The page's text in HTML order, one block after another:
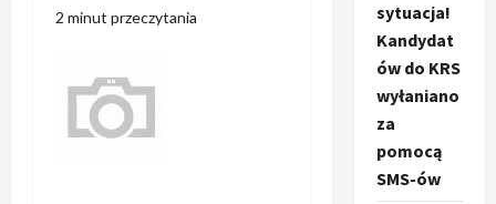
2 minut przeczytania
sytuacja!
Kandydat
ów do KRS
wyłaniano
za
pomocą
SMS-ów